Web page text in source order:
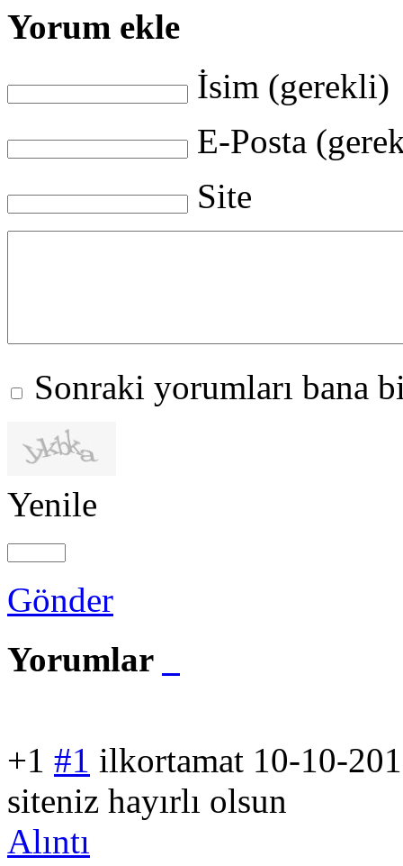
Yorum ekle
İsim (gerekli)
E-Posta
Site
Sonraki yorumları bana
Yenile
Gönder
Yorumlar
+1 #1 ilkortamat 10-10-
siteniz hayırlı olsun
Alıntı